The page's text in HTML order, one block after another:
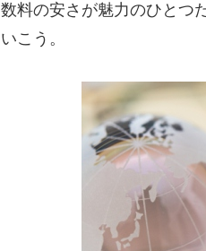
数料の安さが魅力のひとつ
いこう。